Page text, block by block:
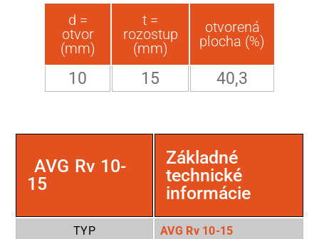
d =
otvor
(mm)
t =
rozostup
(mm)
otvorená
plocha (%)
10 15 40,3
AVG Rv 10-
15
Základné
technické
informácie
TYP
AVG Rv 10-15